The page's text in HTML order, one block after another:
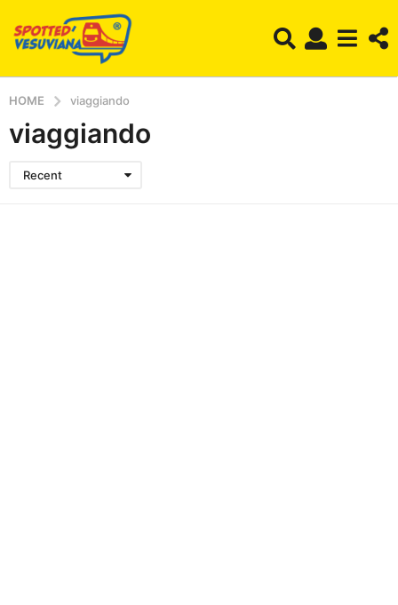
HOME viaggiando
viaggiando
Recent